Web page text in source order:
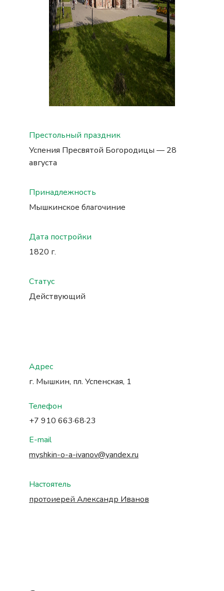
Престольный праздник
Успения Пресвятой Богородицы — 28
августа
Принадлежность
Мышкинское благочиние
Дата постройки
1820 г.
Статус
Действующий
Адрес
г. Мышкин, пл. Успенская, 1
Телефон
+7 910 663·68·23
E-mail
myshkin-o-a-ivanov@yandex.ru
Настоятель
протоиерей Александр Иванов